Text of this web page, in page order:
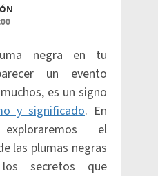
negra en tu
un evento
es un signo
y significado. En
el
las plumas negras
secretos que